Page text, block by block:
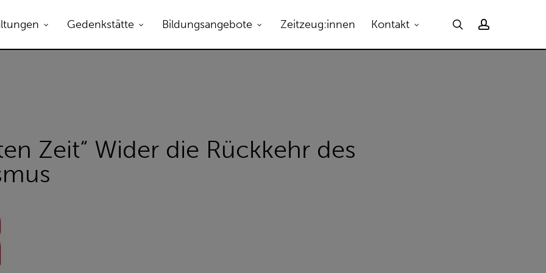
Gedenkstätte Bildungsangebote Zeitzeug:innen Kontakt searchaccount
Zeit“ Wider die Rückkehr des
Öffnen.